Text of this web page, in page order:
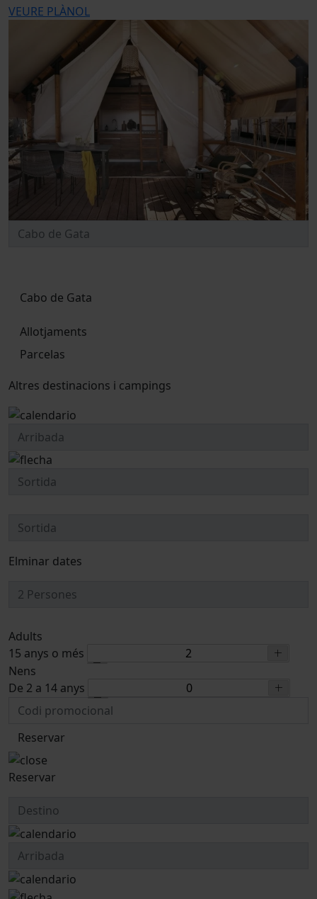
VEURE PLÀNOL
Cabo de Gata
Allotjaments
Parcelas
Altres destinacions i campings
Elminar dates
Adults
15 anys o més
Nens
De 2 a 14 anys
Reservar
Reservar